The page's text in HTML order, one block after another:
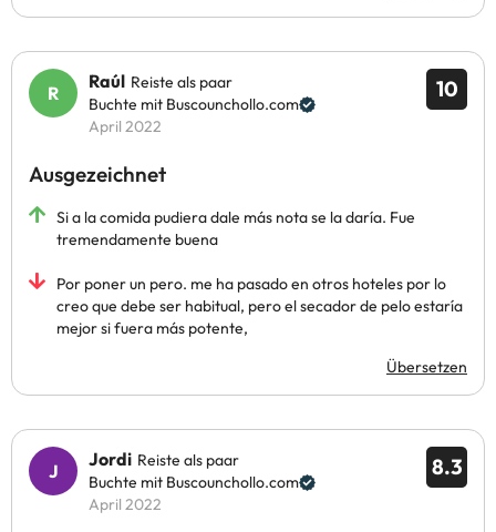
10
Raúl Reiste als paar
Buchte mit Buscounchollo.com
April 2022
Ausgezeichnet
Si a la comida pudiera dale más nota se la daría. Fue
tremendamente buena
Por poner un pero. me ha pasado en otros hoteles por lo
creo que debe ser habitual, pero el secador de pelo estaría
mejor si fuera más potente,
Übersetzen
8.3
Jordi Reiste als paar
Buchte mit Buscounchollo.com
April 2022